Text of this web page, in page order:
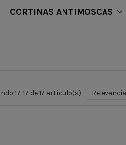
CORTINAS ANTIMOSCAS
17-17 de 17 artículo(s) Relevancia